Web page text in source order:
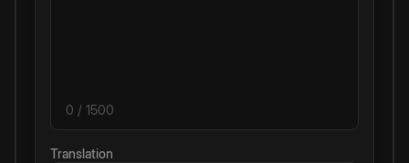
0 / 1500
Translation